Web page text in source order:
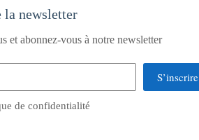
la newsletter
et abonnez-vous à notre newsletter
S’inscrire
de confidentialité